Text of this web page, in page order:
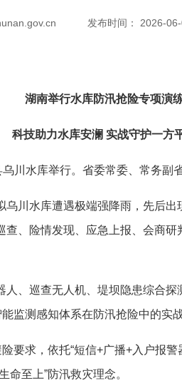
发布时间： 2026-
湖南举行水库防汛抢险专项演
科技助力水库安澜 实战守护一方
水库举行。省委常委、常务副省
水库遭遇极端强降雨，先后出
、险情发现、应急上报、会商
巡查无人机、堤坝隐患综合探
监测感知体系在防汛抢险中的实战
求，依托“短信+广播+入户报警
命至上”防汛救灾理念。